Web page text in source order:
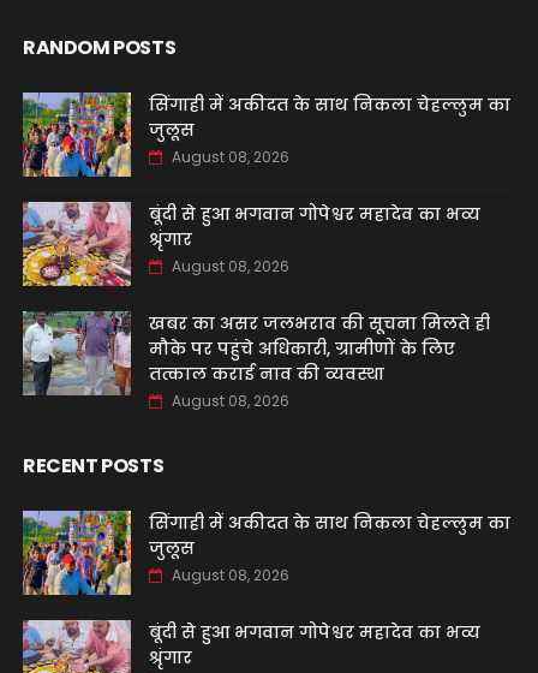
RANDOM POSTS
सिंगाही में अकीदत के साथ निकला चेहल्लुम का
जुलूस
August 08, 2026
बूंदी से हुआ भगवान गोपेश्वर महादेव का भव्य
श्रृंगार
August 08, 2026
खबर का असर जलभराव की सूचना मिलते ही
मौके पर पहुंचे अधिकारी, ग्रामीणों के लिए
तत्काल कराई नाव की व्यवस्था
August 08, 2026
RECENT POSTS
सिंगाही में अकीदत के साथ निकला चेहल्लुम का
जुलूस
August 08, 2026
बूंदी से हुआ भगवान गोपेश्वर महादेव का भव्य
श्रृंगार